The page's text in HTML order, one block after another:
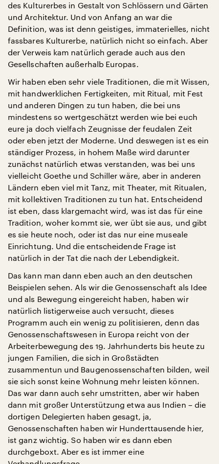
des Kulturerbes in Gestalt von Schlössern und Gärten
und Architektur. Und von Anfang an war die
Definition, was ist denn geistiges, immaterielles, nicht
fassbares Kulturerbe, natürlich nicht so einfach. Aber
der Verweis kam natürlich gerade auch aus den
Gesellschaften außerhalb Europas.
Wir haben eben sehr viele Traditionen, die mit Wissen,
mit handwerklichen Fertigkeiten, mit Ritual, mit Fest
und anderen Dingen zu tun haben, die bei uns
mindestens so wertgeschätzt werden wie bei euch
eure ja doch vielfach Zeugnisse der feudalen Zeit
oder eben jetzt der Moderne. Und deswegen ist es ein
ständiger Prozess, in hohem Maße wird darunter
zunächst natürlich etwas verstanden, was bei uns
vielleicht Goethe und Schiller wäre, aber in anderen
Ländern eben viel mit Tanz, mit Theater, mit Ritualen,
mit kollektiven Traditionen zu tun hat. Entscheidend
ist eben, dass klargemacht wird, was ist das für eine
Tradition, woher kommt sie, wer übt sie aus, und gibt
es sie heute noch, oder ist das nur eine museale
Einrichtung. Und die entscheidende Frage ist
natürlich in der Tat die nach der Lebendigkeit.
Das kann man dann eben auch an den deutschen
Beispielen sehen. Als wir die Genossenschaft als Idee
und als Bewegung eingereicht haben, haben wir
natürlich listigerweise auch versucht, dieses
Programm auch ein wenig zu politisieren, denn das
Genossenschaftswesen in Europa reicht von der
Arbeiterbewegung des 19. Jahrhunderts bis heute zu
jungen Familien, die sich in Großstädten
zusammentun und Baugenossenschaften bilden, weil
sie sich sonst keine Wohnung mehr leisten können.
Das war dann auch sehr umstritten, aber wir haben
dann mit großer Unterstützung etwa aus Indien – die
dortigen Delegierten haben gesagt, ja,
Genossenschaften haben wir Hunderttausende hier,
ist ganz wichtig. So haben wir es dann eben
durchgeboxt. Aber es ist immer eine